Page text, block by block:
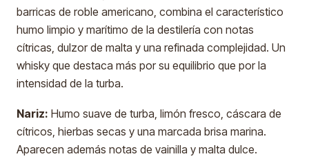
barricas de roble americano, combina el característico
humo limpio y marítimo de la destilería con notas
cítricas, dulzor de malta y una refinada complejidad. Un
whisky que destaca más por su equilibrio que por la
intensidad de la turba.
Nariz: Humo suave de turba, limón fresco, cáscara de
cítricos, hierbas secas y una marcada brisa marina.
Aparecen además notas de vainilla y malta dulce.